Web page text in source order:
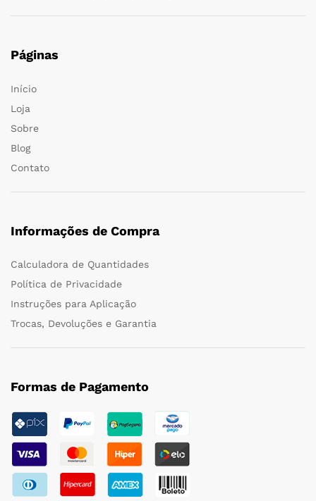
Páginas
Início
Loja
Sobre
Blog
Contato
Informações de Compra
Calculadora de Quantidades
Política de Privacidade
Instruções para Aplicação
Trocas, Devoluções e Garantia
Formas de Pagamento